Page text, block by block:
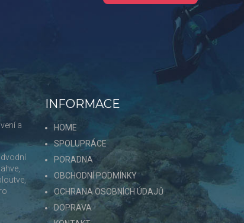
a
INFORMACE
HOME
SPOLUPRÁCE
PORADNA
OBCHODNÍ PODMÍNKY
OCHRANA OSOBNÍCH ÚDAJŮ
DOPRAVA